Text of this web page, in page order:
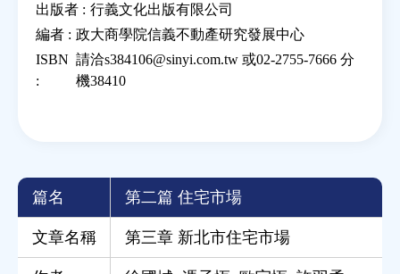
出版者 : 行義文化出版有限公司
編者 : 政大商學院信義不動產研究發展中心
ISBN
:
請洽s384106@sinyi.com.tw 或02-2755-7666 分
機38410
篇名 第二篇 住宅市場
文章名稱 第三章 新北市住宅市場